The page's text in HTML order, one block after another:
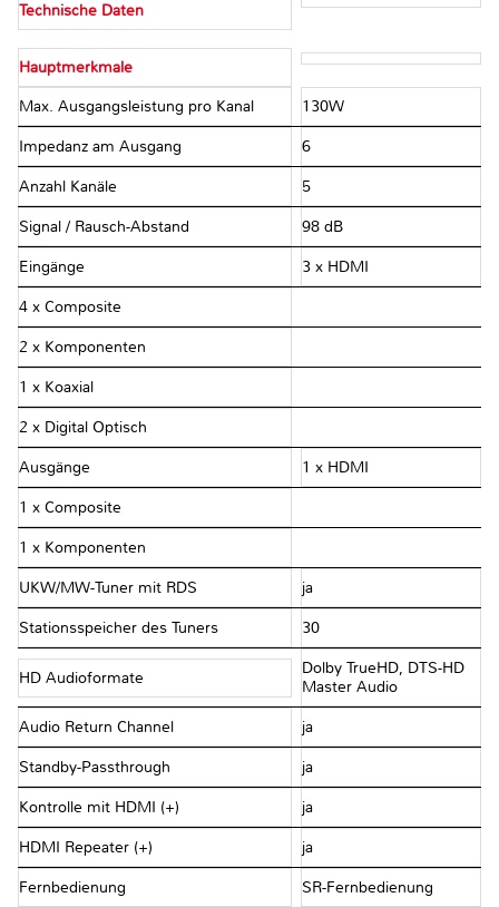
Technische Daten
Hauptmerkmale
Max. Ausgangsleistung pro Kanal 130W
Impedanz am Ausgang 6 Ω
Anzahl Kanäle 5
Signal / Rausch-Abstand 98 dB
Eingänge 3 x HDMI
4 x Composite
2 x Komponenten
1 x Koaxial
2 x Digital Optisch
Ausgänge 1 x HDMI
1 x Composite
1 x Komponenten
UKW/MW-Tuner mit RDS ja
Stationsspeicher des Tuners 30
HD Audioformate
Dolby TrueHD, DTS-HD
Master Audio
Audio Return Channel ja
Standby-Passthrough ja
Kontrolle mit HDMI (+) ja
HDMI Repeater (+) ja
Fernbedienung SR-Fernbedienung